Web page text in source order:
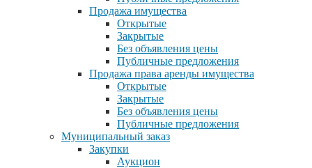
Продажа имущества
Открытые
Закрытые
Без объявления цены
Публичные предложения
Продажа права аренды имущества
Открытые
Закрытые
Без объявления цены
Публичные предложения
Муниципальный заказ
Закупки
Аукцион